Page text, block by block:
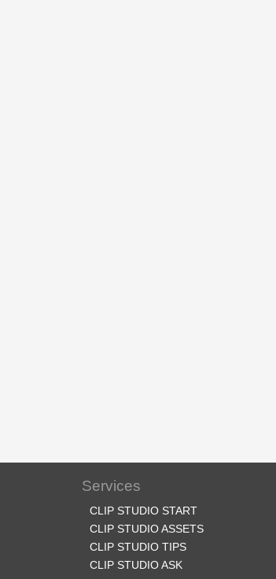
Services
CLIP STUDIO START
CLIP STUDIO ASSETS
CLIP STUDIO TIPS
CLIP STUDIO ASK